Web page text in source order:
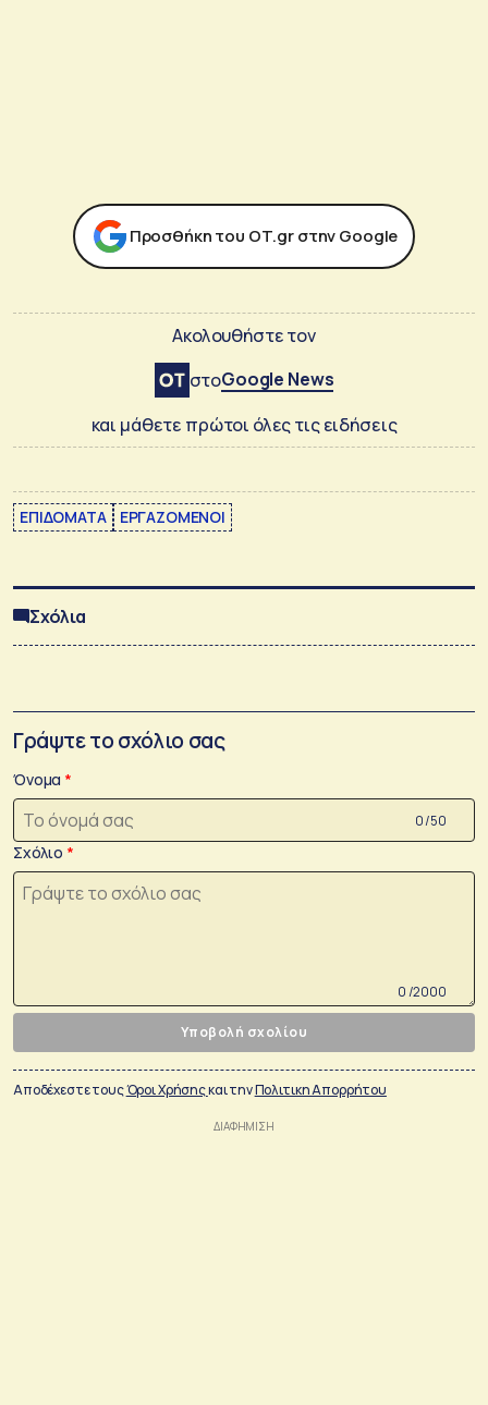
Προσθήκη του ΟΤ.gr στην Google
Ακολουθήστε τον
στοGoogle News
και μάθετε πρώτοι όλες τις ειδήσεις
ΕΠΙΔΟΜΑΤΑ ΕΡΓΑΖΟΜΕΝΟΙ
Σχόλια
Γράψτε το σχόλιο σας
Όνομα
0 /50
Σχόλιο
0 /2000
Υποβολή σχολίου
Αποδέχεστε τουςΌροι Χρήσηςκαι τηνΠολιτικη Απορρήτου